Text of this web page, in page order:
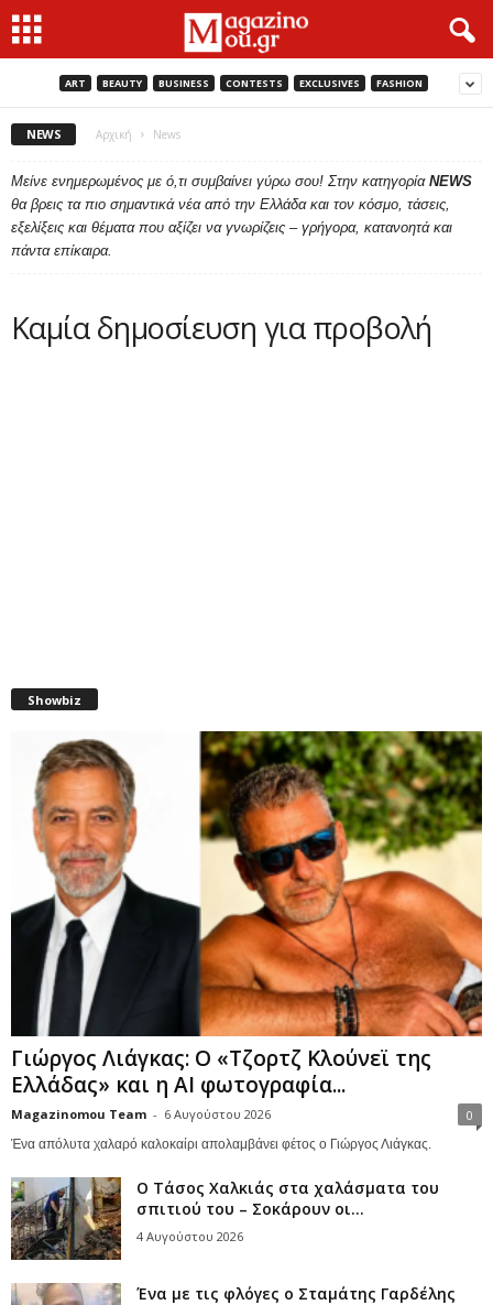
ART BEAUTY BUSINESS CONTESTS EXCLUSIVES FASHION
NEWS Αρχική News
Μείνε ενημερωμένος με ό,τι συμβαίνει γύρω σου! Στην κατηγορία NEWS
θα βρεις τα πιο σημαντικά νέα από την Ελλάδα και τον κόσμο, τάσεις,
εξελίξεις και θέματα που αξίζει να γνωρίζεις – γρήγορα, κατανοητά και
πάντα επίκαιρα.
Καμία δημοσίευση για προβολή
Showbiz
Γιώργος Λιάγκας: Ο «Τζορτζ Κλούνεϊ της
Ελλάδας» και η AI φωτογραφία...
Magazinomou Team - 6 Αυγούστου 2026 0
Ένα απόλυτα χαλαρό καλοκαίρι απολαμβάνει φέτος ο Γιώργος Λιάγκας.
Ο Τάσος Χαλκιάς στα χαλάσματα του
σπιτιού του – Σοκάρουν οι...
4 Αυγούστου 2026
Ένα με τις φλόγες ο Σταμάτης Γαρδέλης